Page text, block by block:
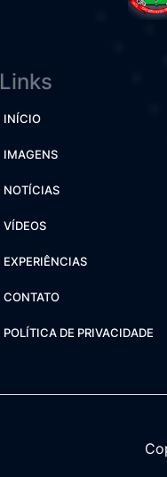
Links
INÍCIO
IMAGENS
NOTÍCIAS
VÍDEOS
EXPERIÊNCIAS
CONTATO
POLÍTICA DE PRIVACIDADE